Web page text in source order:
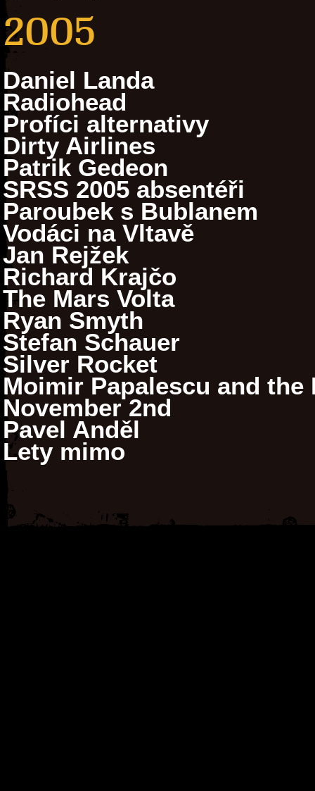
2005
Daniel Landa
Radiohead
Profíci alternativy
Dirty Airlines
Patrik Gedeon
SRSS 2005 absentéři
Paroubek s Bublanem
Vodáci na Vltavě
Jan Rejžek
Richard Krajčo
The Mars Volta
Ryan Smyth
Stefan Schauer
Silver Rocket
Moimir Papalescu and
November 2nd
Pavel Anděl
Lety mimo